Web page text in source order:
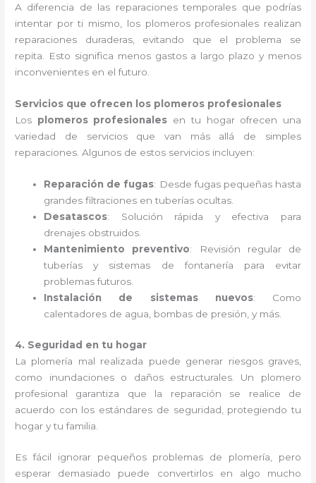
A diferencia de las reparaciones temporales que podrías
intentar por ti mismo, los plomeros profesionales realizan
reparaciones duraderas, evitando que el problema se
repita. Esto significa menos gastos a largo plazo y menos
inconvenientes en el futuro.
Servicios que ofrecen los plomeros profesionales
Los plomeros profesionales en tu hogar ofrecen una
variedad de servicios que van más allá de simples
reparaciones. Algunos de estos servicios incluyen:
Reparación de fugas: Desde fugas pequeñas hasta
grandes filtraciones en tuberías ocultas.
Desatascos: Solución rápida y efectiva para
drenajes obstruidos.
Mantenimiento preventivo: Revisión regular de
tuberías y sistemas de fontanería para evitar
problemas futuros.
Instalación de sistemas nuevos: Como
calentadores de agua, bombas de presión, y más.
4. Seguridad en tu hogar
La plomería mal realizada puede generar riesgos graves,
como inundaciones o daños estructurales. Un plomero
profesional garantiza que la reparación se realice de
acuerdo con los estándares de seguridad, protegiendo tu
hogar y tu familia.
Es fácil ignorar pequeños problemas de plomería, pero
esperar demasiado puede convertirlos en algo mucho